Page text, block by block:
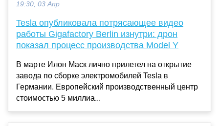
19:30, 03 Апр
Tesla опубликовала потрясающее видео
работы Gigafactory Berlin изнутри: дрон
показал процесс производства Model Y
В марте Илон Маск лично прилетел на открытие
завода по сборке электромобилей Tesla в
Германии. Европейский производственный центр
стоимостью 5 миллиа...